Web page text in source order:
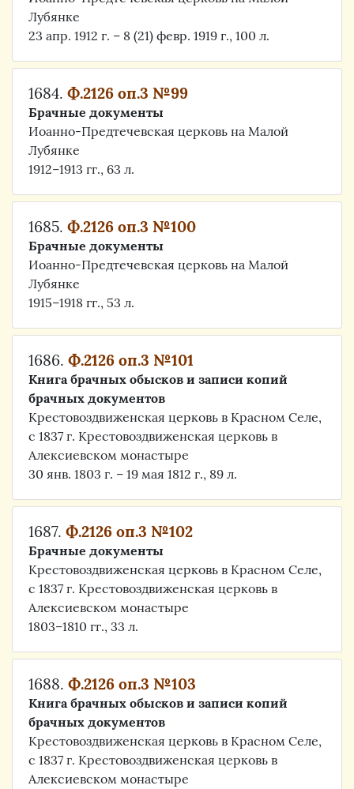
Лубянке
23 апр. 1912 г. – 8 (21) февр. 1919 г., 100 л.
1684. Ф.2126 оп.3 №99
Брачные документы
Иоанно-Предтечевская церковь на Малой
Лубянке
1912–1913 гг., 63 л.
1685. Ф.2126 оп.3 №100
Брачные документы
Иоанно-Предтечевская церковь на Малой
Лубянке
1915–1918 гг., 53 л.
1686. Ф.2126 оп.3 №101
Книга брачных обысков и записи копий
брачных документов
Крестовоздвиженская церковь в Красном Селе,
с 1837 г. Крестовоздвиженская церковь в
Алексиевском монастыре
30 янв. 1803 г. – 19 мая 1812 г., 89 л.
1687. Ф.2126 оп.3 №102
Брачные документы
Крестовоздвиженская церковь в Красном Селе,
с 1837 г. Крестовоздвиженская церковь в
Алексиевском монастыре
1803–1810 гг., 33 л.
1688. Ф.2126 оп.3 №103
Книга брачных обысков и записи копий
брачных документов
Крестовоздвиженская церковь в Красном Селе,
с 1837 г. Крестовоздвиженская церковь в
Алексиевском монастыре